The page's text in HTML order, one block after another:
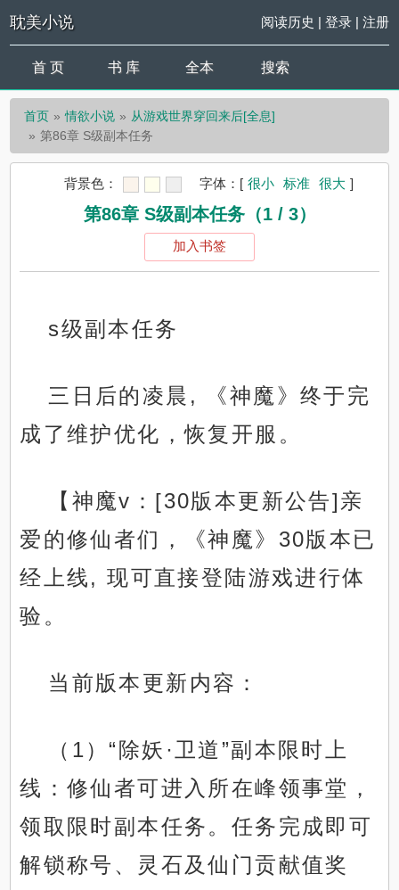
耽美小说 阅读历史 | 登录| 注册
首 页 书 库 全本 搜索
首页 情欲小说
从游戏世界穿回来后[全息]
第86章 S级副本任务
背景色： 字体： [ 很小 标准 很大 ]
第86章 S级副本任务（1 / 3）
加入书签
s级副本任务
三日后的凌晨, 《神魔》终于完
成了维护优化，恢复开服。
【神魔v：[30版本更新公告]亲
爱的修仙者们，《神魔》30版本已
经上线, 现可直接登陆游戏进行体
验。
当前版本更新内容：
（1）“除妖·卫道”副本限时上
线：修仙者可进入所在峰领事堂，
领取限时副本任务。任务完成即可
解锁称号、灵石及仙门贡献值奖